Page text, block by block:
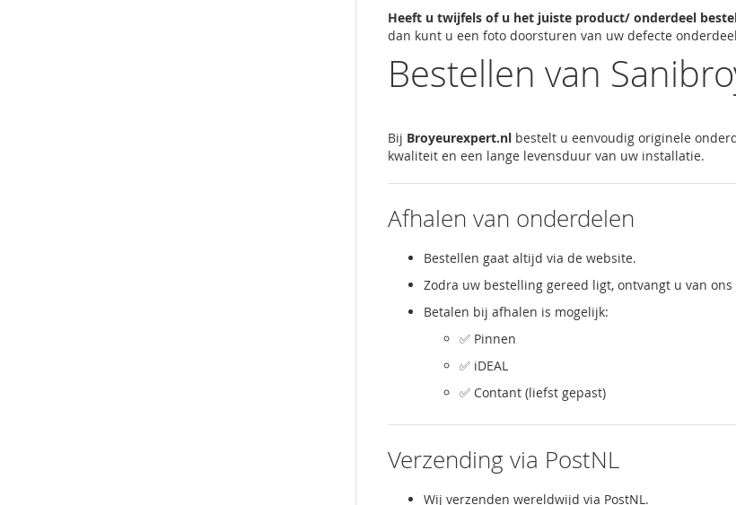
Heeft u twijfels of u het juiste product/ onderdeel
dan kunt u een foto doorsturen van uw defecte
Bestellen van
Bij Broyeurexpert.nl bestelt u eenvoudig originele
kwaliteit en een lange levensduur van uw installatie.
Afhalen van onderdelen
Bestellen gaat altijd via de website.
Zodra uw bestelling gereed ligt, ontvangt u van
Betalen bij afhalen is mogelijk:
✅ Pinnen
✅ iDEAL
✅ Contant (liefst gepast)
Verzending via PostNL
Wij verzenden wereldwijd via PostNL.